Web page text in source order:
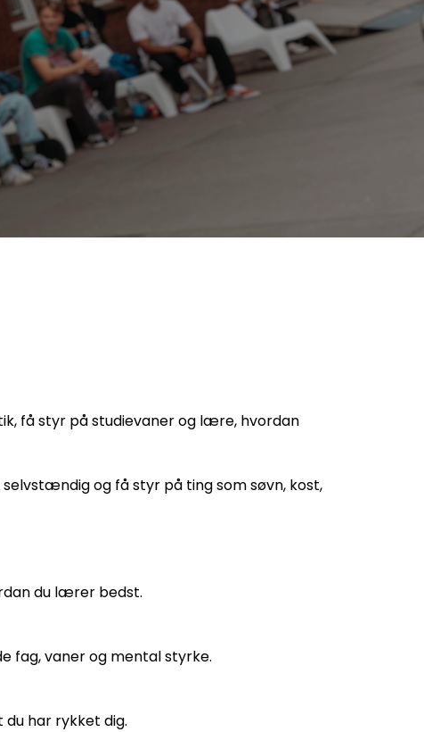
få styr på studievaner og lære, hvordan
og få styr på ting som søvn, kost,
du lærer bedst.
fag, vaner og mental styrke.
har rykket dig.